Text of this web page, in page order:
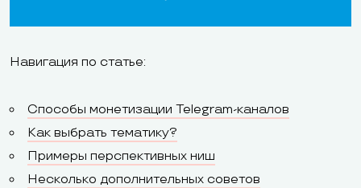
Навигация по статье:
Способы монетизации Telegram-каналов
Как выбрать тематику?
Примеры перспективных ниш
Несколько дополнительных советов